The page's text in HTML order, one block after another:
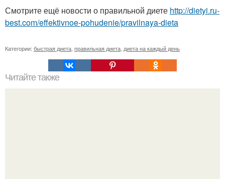
Смотрите ещё новости о правильной диете http://dietyi.ru-
best.com/effektivnoe-pohudenie/pravilnaya-dieta
Категории: быстрая диета правильная диета диета на каждый день
Читайте также